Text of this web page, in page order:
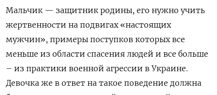
Мальчик — защитник родины, его нужно учить
жертвенности на подвигах «настоящих
мужчин», примеры поступков которых все
меньше из области спасения людей и все больше
– из практики военной агрессии в Украине.
Девочка же в ответ на такое поведение должна